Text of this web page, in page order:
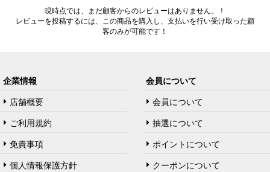
現時点では、まだ顧客からのレビューはありません。！
レビューを投稿するには、この商品を購入し、支払いを行い受け取った顧
客のみが可能です！
企業情報
店舗概要
ご利用規約
免責事項
個人情報保護方針
会員について
会員について
抽選について
ポイントについて
クーポンについて